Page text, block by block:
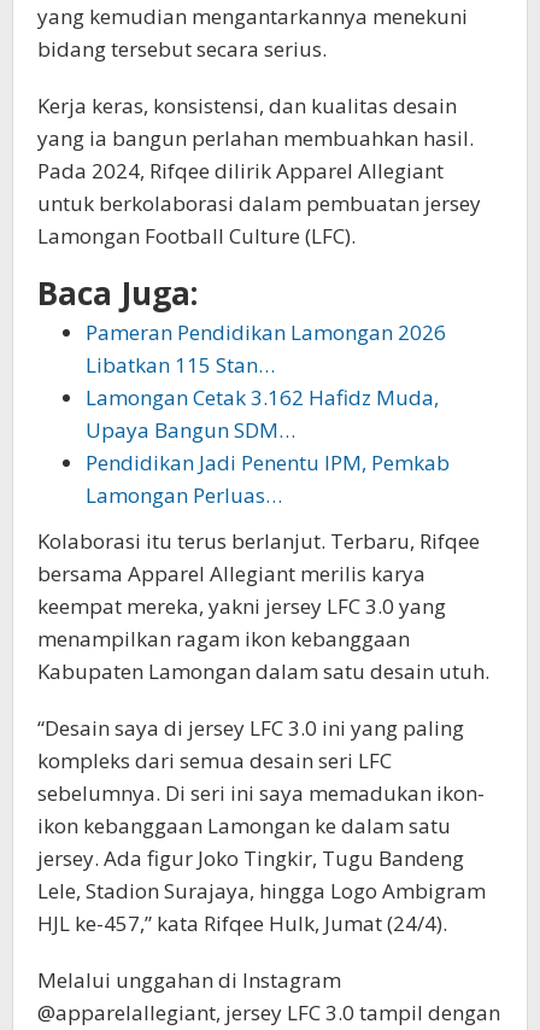
yang kemudian mengantarkannya menekuni
bidang tersebut secara serius.
Kerja keras, konsistensi, dan kualitas desain
yang ia bangun perlahan membuahkan hasil.
Pada 2024, Rifqee dilirik Apparel Allegiant
untuk berkolaborasi dalam pembuatan jersey
Lamongan Football Culture (LFC).
Baca Juga:
Pameran Pendidikan Lamongan 2026
Libatkan 115 Stan…
Lamongan Cetak 3.162 Hafidz Muda,
Upaya Bangun SDM…
Pendidikan Jadi Penentu IPM, Pemkab
Lamongan Perluas…
Kolaborasi itu terus berlanjut. Terbaru, Rifqee
bersama Apparel Allegiant merilis karya
keempat mereka, yakni jersey LFC 3.0 yang
menampilkan ragam ikon kebanggaan
Kabupaten Lamongan dalam satu desain utuh.
“Desain saya di jersey LFC 3.0 ini yang paling
kompleks dari semua desain seri LFC
sebelumnya. Di seri ini saya memadukan ikon-
ikon kebanggaan Lamongan ke dalam satu
jersey. Ada figur Joko Tingkir, Tugu Bandeng
Lele, Stadion Surajaya, hingga Logo Ambigram
HJL ke-457,” kata Rifqee Hulk, Jumat (24/4).
Melalui unggahan di Instagram
@apparelallegiant, jersey LFC 3.0 tampil dengan